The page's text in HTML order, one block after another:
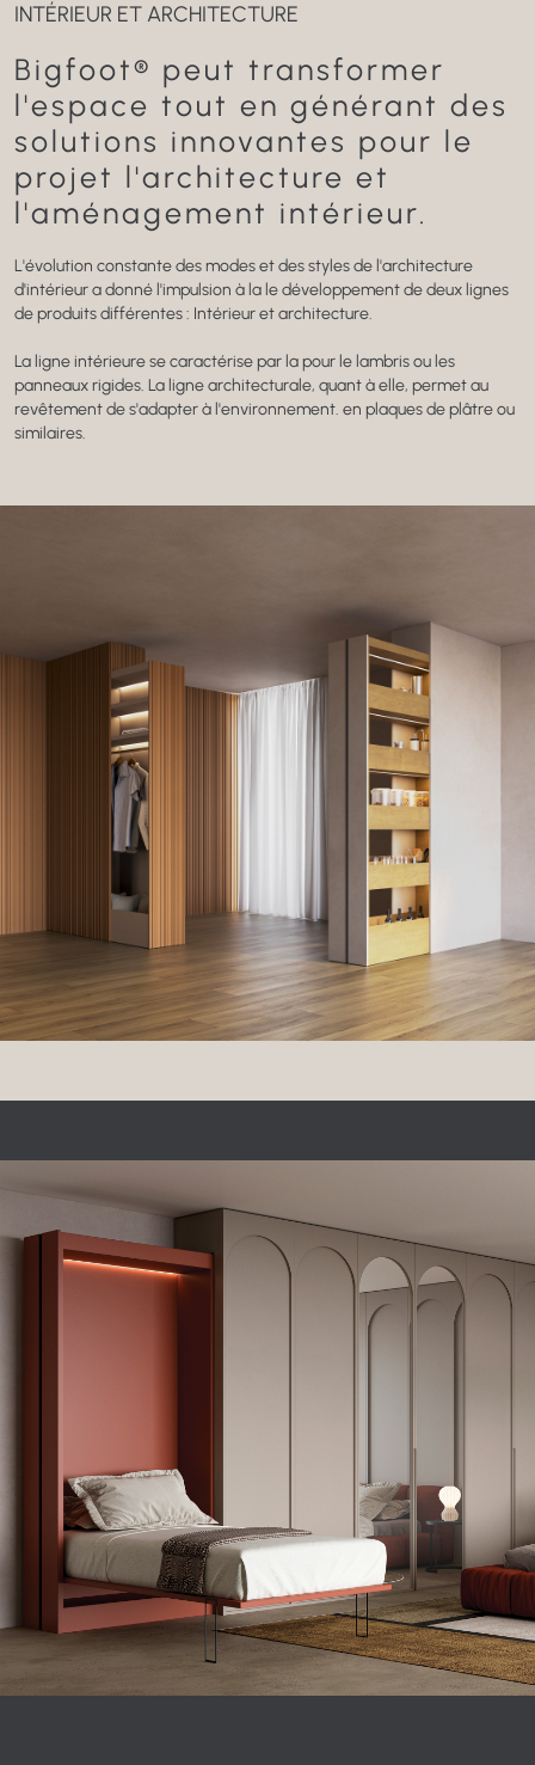
INTÉRIEUR ET ARCHITECTURE
Bigfoot® peut transformer
l'espace tout en générant des
solutions innovantes pour le
projet l'architecture et
l'aménagement intérieur.
L'évolution constante des modes et des stylesde l'architecture
d'intérieur a donné l'impulsion à la le développement de deux lignes
de produits différentes : Intérieur et architecture.
La ligne intérieure se caractérise par lapour le lambris ou les
panneaux rigides. La ligne architecturale, quant à elle, permet au
revêtement de s'adapter à l'environnement. en plaques de plâtre ou
similaires.